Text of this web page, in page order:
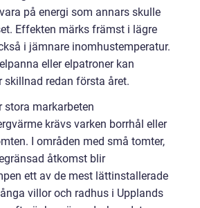
på energi som annars skulle
Effekten märks främst i lägre
i jämnare inomhustemperatur.
eller elpatroner kan
skillnad redan första året.
stora markarbeten
krävs varken borrhål eller
I områden med små tomter,
åtkomst blir
ett av de mest lättinstallerade
villor och radhus i Upplands